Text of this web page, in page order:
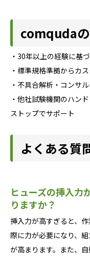
comquda
・30年以上の経験に基
・標準規格準拠からカ
・不具合解析・コンサ
・他社試験機関のハン
ストップでサポート
よくある質
ヒューズの挿入力
りますか？
挿入力が高すぎると、
際に力が必要になり、
が高まります。また、